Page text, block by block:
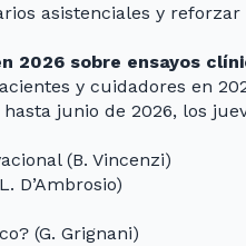
asistenciales y
2026 sobre ensayos
y cuidadores en
junio de 2026, los
(B. Vincenzi)
D’Ambrosio)
(G. Grignani)